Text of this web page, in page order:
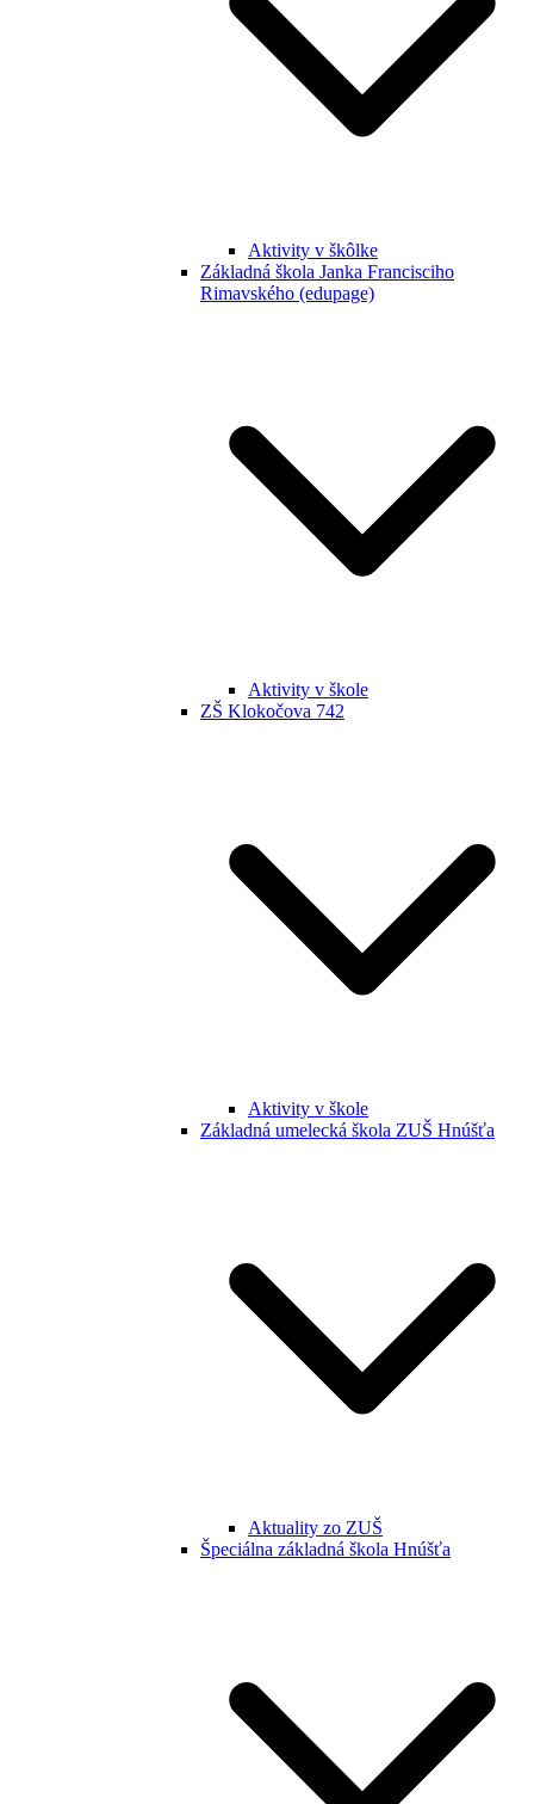
Aktivity v škôlke
Základná škola Janka Francisciho
Rimavského (edupage)
Aktivity v škole
ZŠ Klokočova 742
Aktivity v škole
Základná umelecká škola ZUŠ Hnúšťa
Aktuality zo ZUŠ
Špeciálna základná škola Hnúšťa